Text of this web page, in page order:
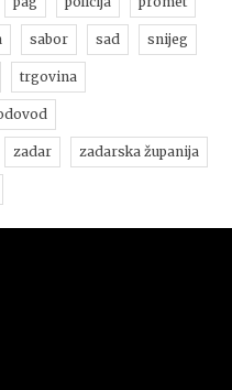
sabor sad snijeg
trgovina
zadar zadarska županija